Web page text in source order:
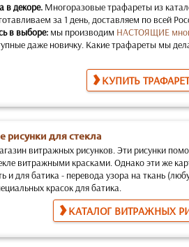
в декоре. Многоразовые трафареты из
за 1 день, доставляем по всей
в выборе:мы производим НАСТОЯЩИЕ
даже новичку. Какие трафареты мы
КУПИТЬ
рисунки для стекла
витражных рисунков.Эти рисунки
витражными красками. Однако эти же
и для батика- перевода узора на ткань
красок для батика.
КАТАЛОГ ВИТРАЖНЫХ